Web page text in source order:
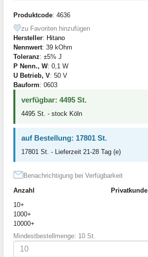
Produktcode: 4636
zu Favoriten hinzufügen
Hersteller: Hitano
Nennwert: 39 kOhm
Toleranz: ±5% J
P Nenn., W: 0,1 W
U Betrieb, V: 50 V
Bauform: 0603
verfügbar: 4495 St.
4495 St. - stock Köln
auf Bestellung: 17801 St.
17801 St. - Lieferzeit 21-28 Tag (e)
Benachrichtigung bei Verfügbarkeit
Anzahl
Privatkunde
10+
1000+
10000+
Mindestbestellmenge: 10 St.